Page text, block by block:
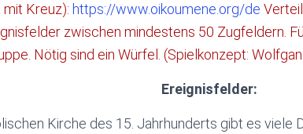
Kreuz): https://www.oikoumene.org/de
zwischen mindestens 50 Zugfeldern.
Nötig sind ein Würfel. (Spielkonzept:
Ereignisfelder:
Kirche des 15. Jahrhunderts gibt es viele